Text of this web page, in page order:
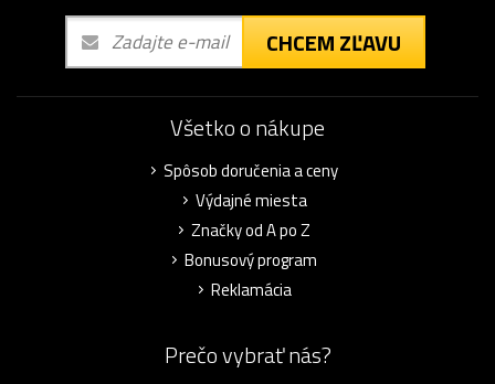
CHCEM ZĽAVU
Všetko o nákupe
Spôsob doručenia a ceny
Výdajné miesta
Značky od A po Z
Bonusový program
Reklamácia
Prečo vybrať nás?